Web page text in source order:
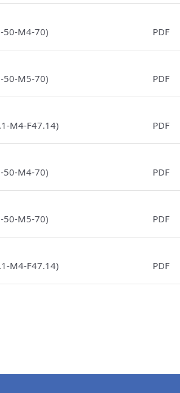
50-M4-70) PDF
50-M5-70) PDF
M4-F47.14) PDF
50-M4-70) PDF
50-M5-70) PDF
M4-F47.14) PDF